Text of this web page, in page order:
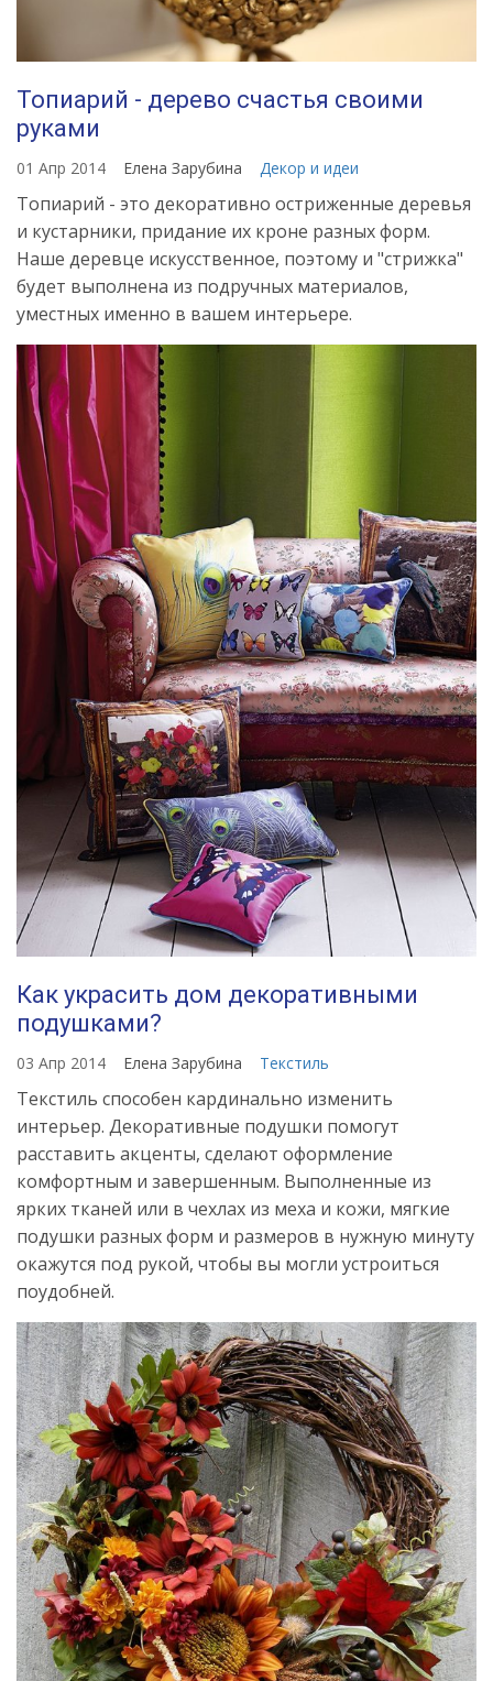
Топиарий - дерево счастья своими
руками
01 Апр 2014 Елена Зарубина Декор и идеи
Топиарий - это декоративно остриженные деревья
и кустарники, придание их кроне разных форм.
Наше деревце искусственное, поэтому и "стрижка"
будет выполнена из подручных материалов,
уместных именно в вашем интерьере.
Как украсить дом декоративными
подушками?
03 Апр 2014 Елена Зарубина Текстиль
Текстиль способен кардинально изменить
интерьер. Декоративные подушки помогут
расставить акценты, сделают оформление
комфортным и завершенным. Выполненные из
ярких тканей или в чехлах из меха и кожи, мягкие
подушки разных форм и размеров в нужную минуту
окажутся под рукой, чтобы вы могли устроиться
поудобней.